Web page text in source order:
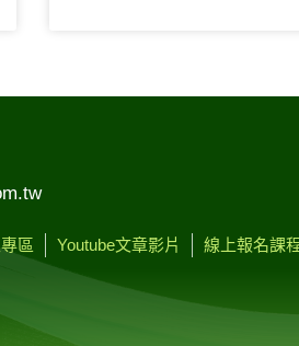
區 Youtube文章影片
線上報名課